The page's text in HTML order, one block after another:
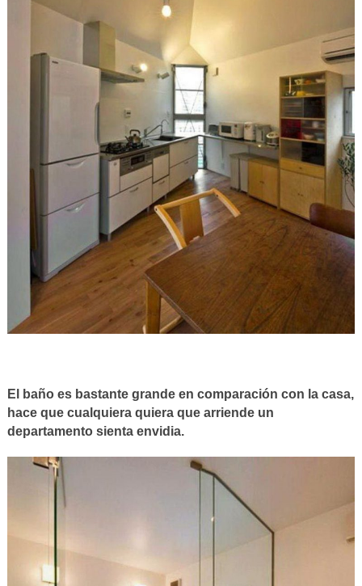
El baño es bastante grande en comparación con la casa,
hace que cualquiera quiera que arriende un
departamento sienta envidia.